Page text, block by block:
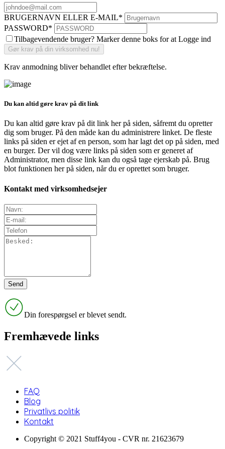
BRUGERNAVN ELLER E-MAIL*
PASSWORD*
Tilbagevendende bruger? Marker denne boks for at Logge ind
Krav anmodning bliver behandlet efter bekræftelse.
Du kan altid gøre krav på dit link
Du kan altid gøre krav på dit link her på siden, såfremt du opretter
dig som bruger. På den måde kan du administrere linket. De fleste
links på siden er ejet af en person, som har lagt det op på siden, med
en burger. Der vil dog være links på siden som er generet af
Administrator, men disse link kan du også tage ejerskab på. Brug
blot funktionen her på siden, når du er oprettet som bruger.
Kontakt med virksomhedsejer
Din forespørgsel er blevet sendt.
Fremhævede links
FAQ
Blog
Privatlivs politik
Kontakt
Copyright © 2021 Stuff4you - CVR nr. 21623679